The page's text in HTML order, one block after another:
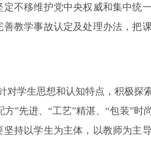
不移维护党中央权威和集中统
教学事故认定及处理办法，把
学生思想和认知特点，积极探
”先进、“工艺”精湛、“包装”时
持以学生为主体，以教师为主